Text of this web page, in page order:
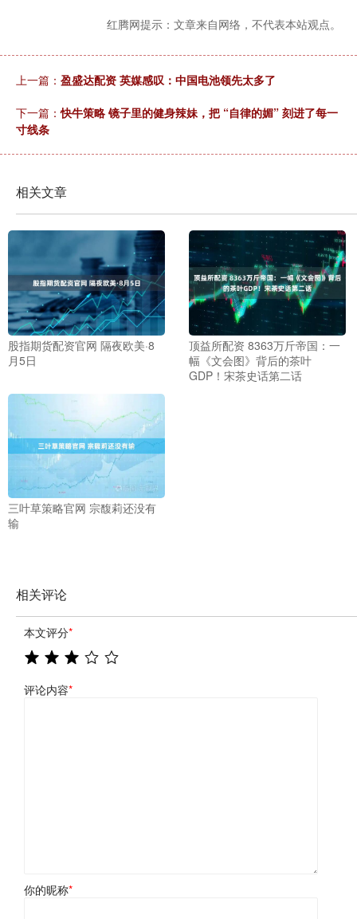
红腾网提示：文章来自网络，不代表本站观点。
上一篇： 盈盛达配资 英媒感叹：中国电池领先太多了
下一篇：快牛策略 镜子里的健身辣妹，把 “自律的媚” 刻进了每一
寸线条
相关文章
股指期货配资官网 隔夜欧美·8
月5日
顶益所配资 8363万斤帝国：一
幅《文会图》背后的茶叶
GDP！宋茶史话第二话
三叶草策略官网 宗馥莉还没有
输
相关评论
本文评分*
评论内容*
你的昵称*